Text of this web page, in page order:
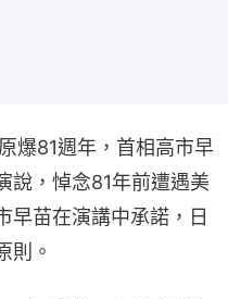
爆81週年，首相高市早
說，悼念81年前遭遇美
早苗在演講中承諾，日
則。